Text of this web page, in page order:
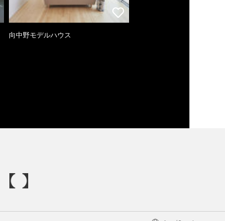
向中野モデルハウス